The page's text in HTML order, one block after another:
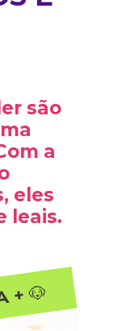
+🐶
são
a
eles
leais.